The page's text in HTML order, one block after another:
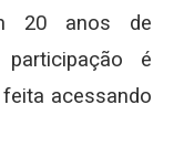
20 anos de
é
acessando